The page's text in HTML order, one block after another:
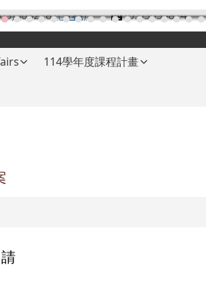
(分機) (03)3654824
114學年度課程計畫